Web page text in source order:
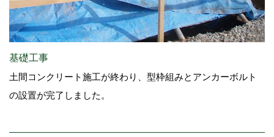
基礎工事
土間コンクリート施工が終わり、型枠組みとアンカーボルト
の設置が完了しました。